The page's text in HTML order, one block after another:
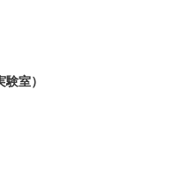
室）